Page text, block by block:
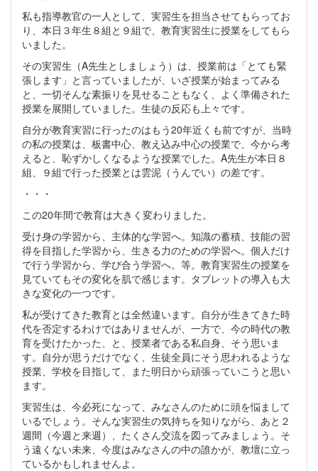
私も指導教官の一人として、実習生を担当させてもらってお
り、本日３年生８組と９組で、教育実習生に授業をしてもら
いました。
その実習生（A先生としましょう）は、授業前は「とても緊
張します」と言っていましたが、いざ授業が始まってみる
と、一切そんな素振りを見せることもなく、よく準備された
授業を展開していました。生徒の反応も上々です。
自分が教育実習に行ったのはもう20年近くも前ですが、当時
の私の授業は、板書中心、教え込み中心の授業で、今から考
えると、恥ずかしくなるような授業でした。A先生が本日８
組、９組で行った授業とは雲泥（うんでい）の差です。
・・・
この20年間で教育は大きく変わりました。
受け身の学習から、主体的な学習へ。知識の蓄積、技能の習
得を目指した学習から、生きる力のための学習へ。個人だけ
で行う学習から、学び合う学習へ。等。教育実習生の授業を
見ていてもその変化を肌で感じます。タブレットの導入も大
きな変化の一つです。
私が受けてきた教育とは全然違います。自分が生きてきた時
代を否定するわけではありませんが、一方で、今の時代の教
育を受けたかった、と、授業者である私自身、そう思いま
す。自分が思うだけでなく、生徒全員にそう思われるような
授業、学校を目指して、また明日から頑張っていこうと思い
ます。
実習生は、今必死になって、みなさんのために頭を悩まして
いるでしょう。そんな実習生の気持ちを知りながら、あと２
週間（今週と来週）、たくさん交流を図ってみましょう。そ
う遠くない未来、今度はみなさんの中の誰かが、教壇に立っ
ているかもしれませんよ。